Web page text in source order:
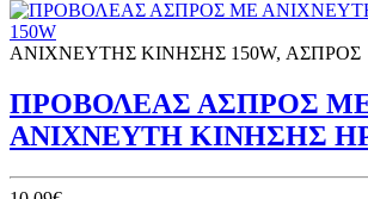
ΑΝΙΧΝΕΥΤΗΣ ΚΙΝΗΣΗΣ 150W, ΑΣΠΡΟΣ
ΠΡΟΒΟΛΕΑΣ ΑΣΠΡΟΣ
ΑΝΙΧΝΕΥΤΗ ΚΙΝΗΣΗΣ